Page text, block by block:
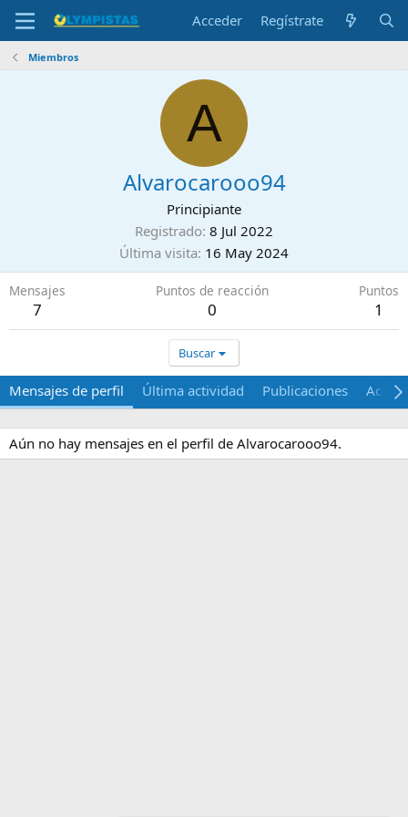
Acceder Regístrate
Miembros
A
Alvarocarooo94
Principiante
Registrado 8 Jul 2022
Última visita 16 May 2024
Mensajes
7
Puntos de reacción
0
Puntos
1
Buscar
Mensajes de perfil Última actividad Publicaciones Acerca
Aún no hay mensajes en el perfil de Alvarocarooo94.